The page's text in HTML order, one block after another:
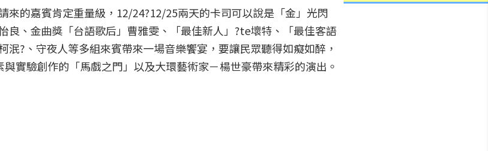
來的嘉賓肯定重量級，12/24?12/25兩天的卡司可以說是「金」光閃
良、金曲獎「台語歌后」曹雅雯、「最佳新人」?te壞特、「最佳客語
?、守夜人等多組來賓帶來一場音樂饗宴，要讓民眾聽得如癡如醉，
實驗創作的「馬戲之門」以及大環藝術家－楊世豪帶來精彩的演出。